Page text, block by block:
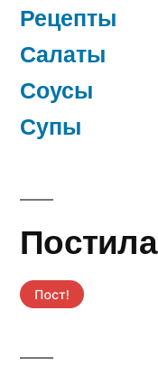
Рецепты
Салаты
Соусы
Супы
Постила